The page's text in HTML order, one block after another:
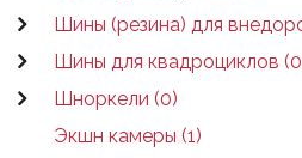
Шины (резина) для
Шины для квадроциклов
Шноркели (0)
Экшн камеры (1)